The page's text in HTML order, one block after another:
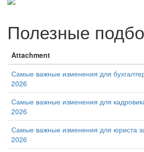
Полезные
Attachment
Самые важные изменения для
2026
Самые важные изменения для
2026
Самые важные изменения для юриста
2026